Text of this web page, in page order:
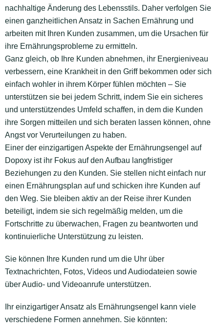
nachhaltige Änderung des Lebensstils. Daher verfolgen Sie
einen ganzheitlichen Ansatz in Sachen Ernährung und
arbeiten mit Ihren Kunden zusammen, um die Ursachen für
ihre Ernährungsprobleme zu ermitteln.
Ganz gleich, ob Ihre Kunden abnehmen, ihr Energieniveau
verbessern, eine Krankheit in den Griff bekommen oder sich
einfach wohler in ihrem Körper fühlen möchten – Sie
unterstützen sie bei jedem Schritt, indem Sie ein sicheres
und unterstützendes Umfeld schaffen, in dem die Kunden
ihre Sorgen mitteilen und sich beraten lassen können, ohne
Angst vor Verurteilungen zu haben.
Einer der einzigartigen Aspekte der Ernährungsengel auf
Dopoxy ist ihr Fokus auf den Aufbau langfristiger
Beziehungen zu den Kunden. Sie stellen nicht einfach nur
einen Ernährungsplan auf und schicken ihre Kunden auf
den Weg. Sie bleiben aktiv an der Reise ihrer Kunden
beteiligt, indem sie sich regelmäßig melden, um die
Fortschritte zu überwachen, Fragen zu beantworten und
kontinuierliche Unterstützung zu leisten.
Sie können Ihre Kunden rund um die Uhr über
Textnachrichten, Fotos, Videos und Audiodateien sowie
über Audio- und Videoanrufe unterstützen.
Ihr einzigartiger Ansatz als Ernährungsengel kann viele
verschiedene Formen annehmen. Sie könnten: